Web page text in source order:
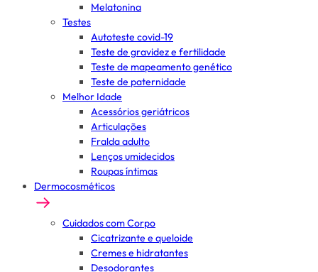
Melatonina
Testes
Autoteste covid-19
Teste de gravidez e fertilidade
Teste de mapeamento genético
Teste de paternidade
Melhor Idade
Acessórios geriátricos
Articulações
Fralda adulto
Lenços umidecidos
Roupas íntimas
Dermocosméticos
Cuidados com Corpo
Cicatrizante e queloide
Cremes e hidratantes
Desodorantes